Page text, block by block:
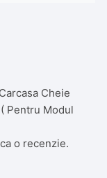
Cheie
Pentru Modul
o recenzie.